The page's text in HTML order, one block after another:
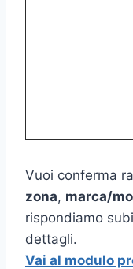
Vuoi conferma
zona, marca/
rispondiamo
dettagli.
Vai al modulo